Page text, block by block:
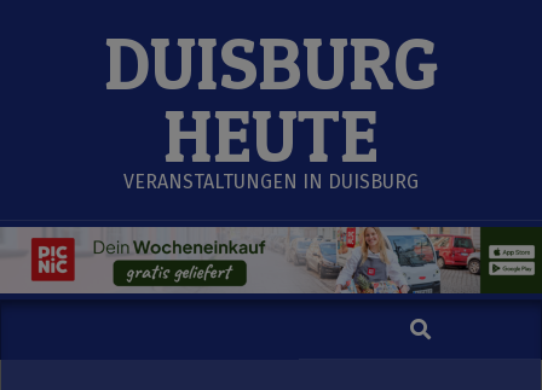
DUISBURG
HEUTE
VERANSTALTUNGEN IN DUISBURG
Search